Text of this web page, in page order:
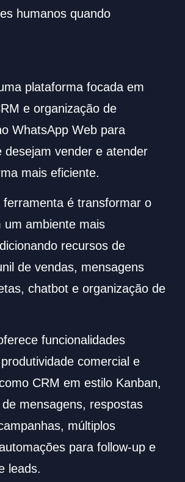
humanos quando
plataforma focada em
e organização de
WhatsApp Web para
desejam vender e atender
mais eficiente.
ferramenta é transformar o
um ambiente mais
recursos de
de vendas, mensagens
chatbot e organização de
funcionalidades
comercial e
CRM em estilo Kanban,
mensagens, respostas
múltiplos
para follow-up e
leads.